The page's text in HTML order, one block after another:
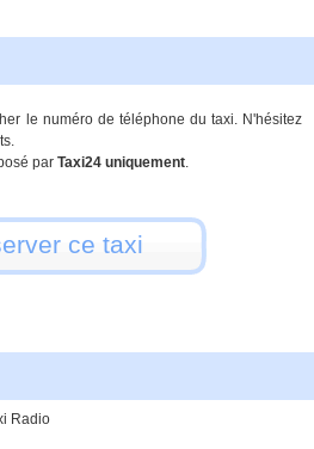
le numéro de téléphone du taxi. N'hésitez
par Taxi24 uniquement.
ce taxi